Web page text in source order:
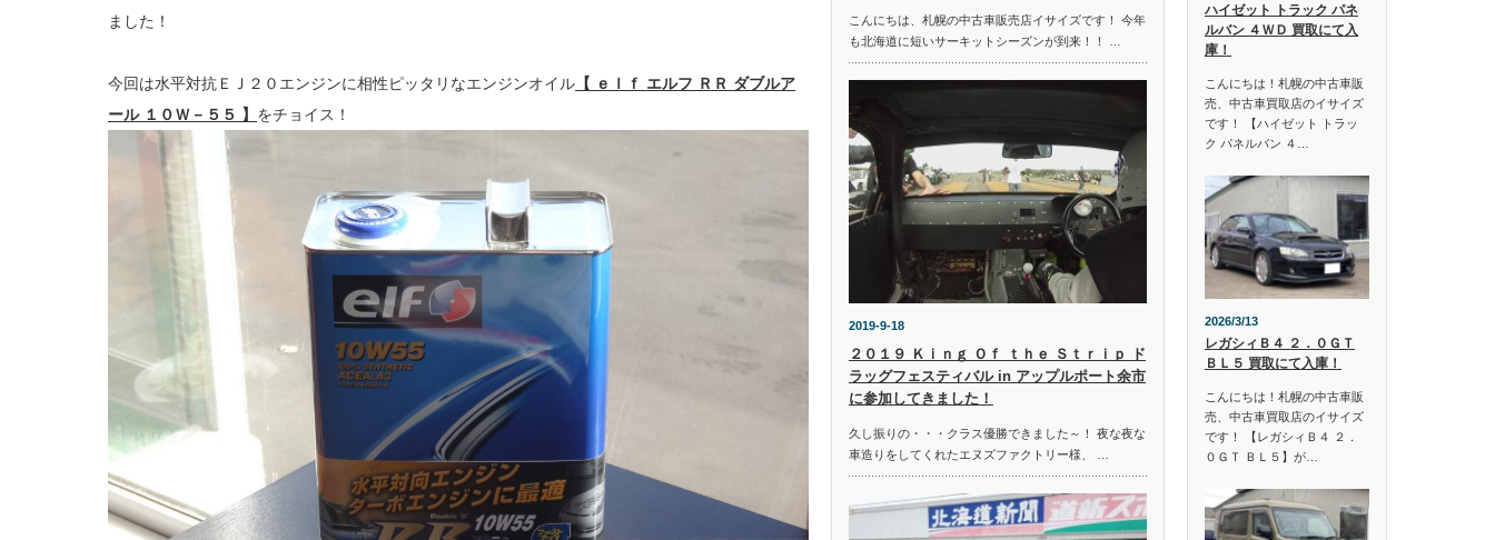
ました！
今回は水平対抗ＥＪ２０エンジンに相性ピッタリなエンジンオイル 【 ｅｌｆ エルフ ＲＲ ダブルア
ール １０Ｗ－５５ 】 をチョイス！
こんにちは、札幌の中古車販売店イサイズです！ 今年
も北海道に短いサーキットシーズンが到来！！ …
2019-9-18
２０１９ Ｋｉｎｇ Ｏｆ ｔｈｅ Ｓｔｒｉｐ ド
ラッグフェスティバル in アップルポート余市
に参加してきました！
久し振りの・・・クラス優勝できました～！ 夜な夜な
車造りをしてくれたエヌズファクトリー様、 …
ハイゼット トラック パネ
ルバン ４ＷＤ 買取にて入
庫！
こんにちは！札幌の中古車販
売、中古車買取店のイサイズ
です！ 【ハイゼット トラッ
ク パネルバン ４…
2026/3/13
レガシィＢ４ ２．０ＧＴ
ＢＬ５ 買取にて入庫！
こんにちは！札幌の中古車販
売、中古車買取店のイサイズ
です！ 【レガシィＢ４ ２．
０ＧＴ ＢＬ５】が…